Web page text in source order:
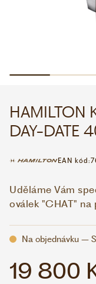
VOLEJTE
HAMILTON
DAY-DATE
EAN kód:
Uděláme Vám
oválek "CHAT"
Na objednávku –
19 800